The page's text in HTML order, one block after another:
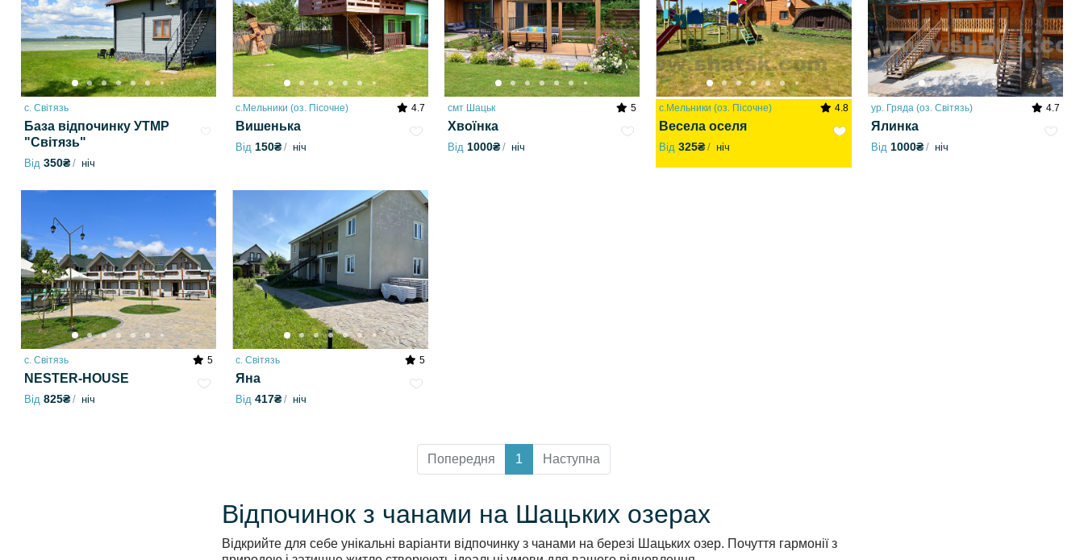
с. Світязь
База відпочинку УТМР
"Світязь"
Від 350₴ ніч
с.Мельники (оз. Пісочне) 4.7
Вишенька
Від 150₴ ніч
смт Шацьк 5
Хвоїнка
Від 1000₴ ніч
с.Мельники (оз. Пісочне) 4.8
Весела оселя
Від 325₴ ніч
ур. Гряда (оз. Світязь) 4.7
Ялинка
Від 1000₴ ніч
с. Світязь 5
NESTER-HOUSE
Від 825₴ ніч
с. Світязь 5
Яна
Від 417₴ ніч
Попередня 1 Наступна
Відпочинок з чанами на Шацьких озерах
Відкрийте для себе унікальні варіанти відпочинку з чанами на березі Шацьких озер. Почуття гармонії з